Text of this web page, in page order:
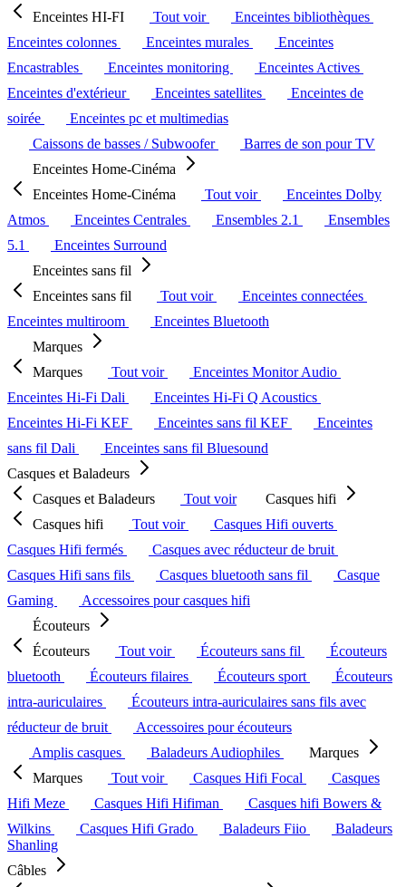
Enceintes HI-FI
Tout voir
Enceintes bibliothèques
Enceintes colonnes
Enceintes murales
Enceintes
Encastrables
Enceintes monitoring
Enceintes Actives
Enceintes d'extérieur
Enceintes satellites
Enceintes de
soirée
Enceintes pc et multimedias
Caissons de basses / Subwoofer
Barres de son pour TV
Enceintes Home-Cinéma
Enceintes Home-Cinéma
Tout voir
Enceintes Dolby
Atmos
Enceintes Centrales Ensembles 2.1
Ensembles
5.1
Enceintes Surround
Enceintes sans fil
Enceintes sans fil
Tout voir
Enceintes connectées
Enceintes multiroom
Enceintes Bluetooth
Marques
Marques
Tout voir
Enceintes Monitor Audio
Enceintes Hi-Fi Dali
Enceintes Hi-Fi Q Acoustics
Enceintes Hi-Fi KEF
Enceintes sans fil KEF
Enceintes
sans fil Dali
Enceintes sans fil Bluesound
Casques et Baladeurs
Casques et Baladeurs
Tout voir
Casques hifi
Casques hifi
Tout voir
Casques Hifi ouverts
Casques Hifi fermés
Casques avec réducteur de bruit
Casques Hifi sans fils
Casques bluetooth sans fil
Casque
Gaming
Accessoires pour casques hifi
Écouteurs
Écouteurs
Tout voir Écouteurs sans fil
Écouteurs
bluetooth
Écouteurs filaires Écouteurs sport
Écouteurs
intra-auriculaires
Écouteurs intra-auriculaires sans fils avec
réducteur de bruit
Accessoires pour écouteurs
Amplis casques
Baladeurs Audiophiles
Marques
Marques
Tout voir Casques Hifi Focal
Casques
Hifi Meze
Casques Hifi Hifiman
Casques hifi Bowers &
Wilkins
Casques Hifi Grado Baladeurs Fiio
Baladeurs
Shanling
Câbles